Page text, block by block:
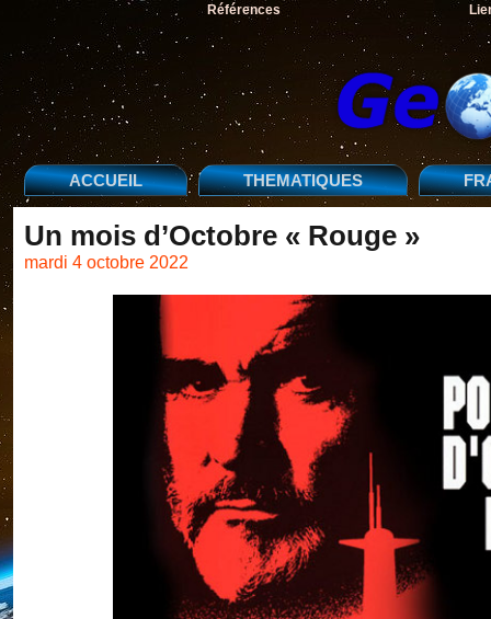
Références
ACCUEIL THEMATIQUES
Un mois d’Octobre « Rouge »
mardi 4 octobre 2022